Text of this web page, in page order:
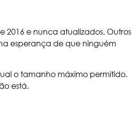
2016 e nunca atualizados. Outros
esperança de que ninguém
o tamanho máximo permitido.
está.